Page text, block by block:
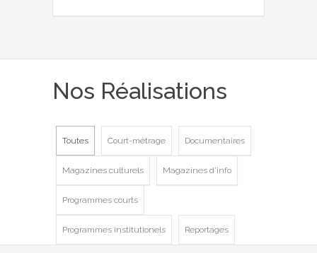
Nos Réalisations
Toutes Court-métrage Documentaires
Magazines culturels Magazines d'info
Programmes courts
Programmes institutionels Reportages